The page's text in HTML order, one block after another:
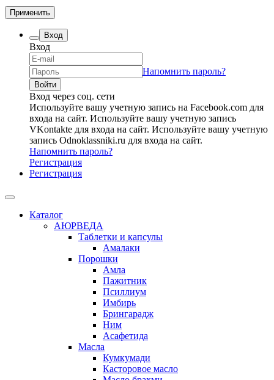
Применить
Вход
Вход
Напомнить пароль?
Вход через соц. сети
Используйте вашу учетную запись на Facebook.com для
входа на сайт. Используйте вашу учетную запись
VKontakte для входа на сайт. Используйте вашу учетную
запись Odnoklassniki.ru для входа на сайт.
Напомнить пароль?
Регистрация
Регистрация
Каталог
АЮРВЕДА
Таблетки и капсулы
Амалаки
Порошки
Амла
Пажитник
Псиллиум
Имбирь
Брингарадж
Ним
Асафетида
Масла
Кумкумади
Касторовое масло